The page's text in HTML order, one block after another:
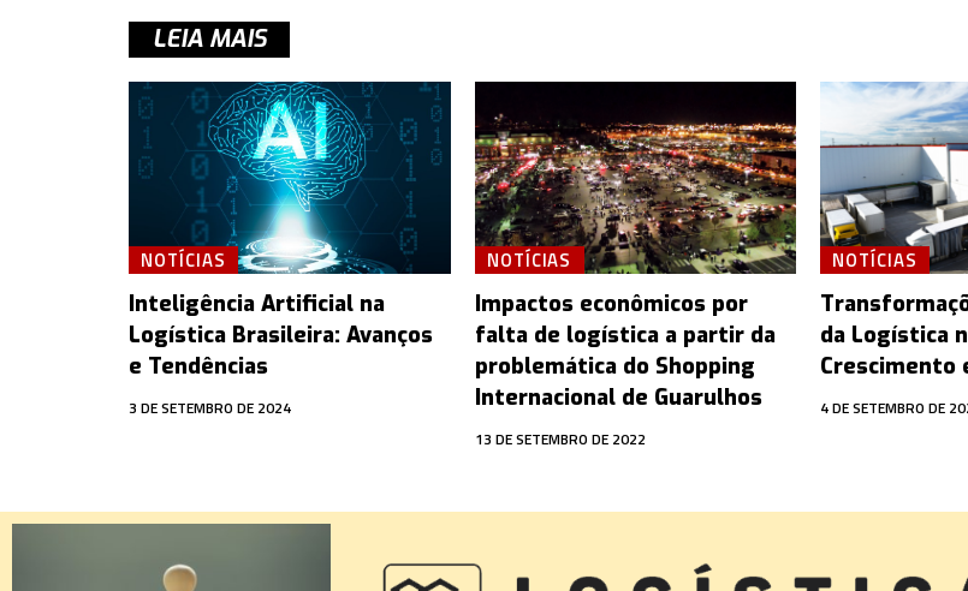
LEIA MAIS
NOTÍCIAS
Inteligência Artificial na
Logística Brasileira: Avanços
e Tendências
3 DE SETEMBRO DE 2024
NOTÍCIAS
Impactos econômicos por
falta de logística a partir da
problemática do Shopping
Internacional de Guarulhos
13 DE SETEMBRO DE 2022
NOTÍCIAS
da Logística
Crescimento
4 DE SETEMBRO DE